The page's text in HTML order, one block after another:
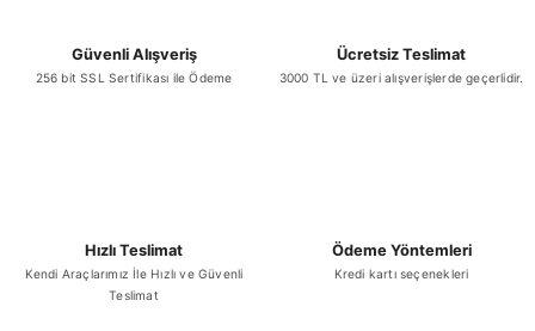
Güvenli Alışveriş
256 bit SSL Sertifikası ile Ödeme
Ücretsiz Teslimat
3000 TL ve üzeri alışverişlerde geçerlidir.
Hızlı Teslimat
Kendi Araçlarımız İle Hızlı ve Güvenli
Teslimat
Ödeme Yöntemleri
Kredi kartı seçenekleri